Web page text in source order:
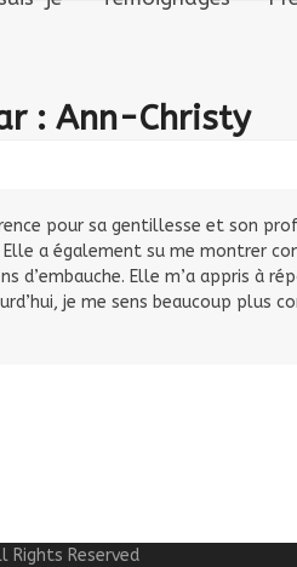
: Ann-Christy
pour sa gentillesse et son
a également su me montrer
d’embauche. Elle m’a appris à
je me sens beaucoup plus
Rights Reserved